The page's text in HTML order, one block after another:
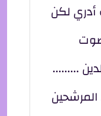
لكن
.........